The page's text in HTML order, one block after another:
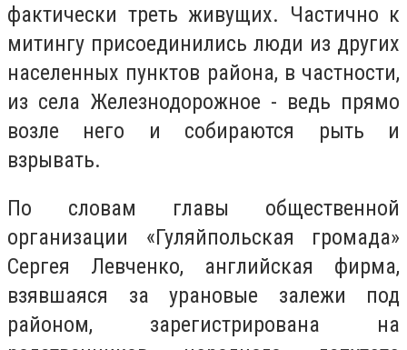
фактически треть живущих. Частично к
митингу присоединились люди из других
населенных пунктов района, в частности,
из села Железнодорожное - ведь прямо
возле него и собираются рыть и
взрывать.
По словам главы общественной
организации «Гуляйпольская громада»
Сергея Левченко, английская фирма,
взявшаяся за урановые залежи под
районом, зарегистрирована на